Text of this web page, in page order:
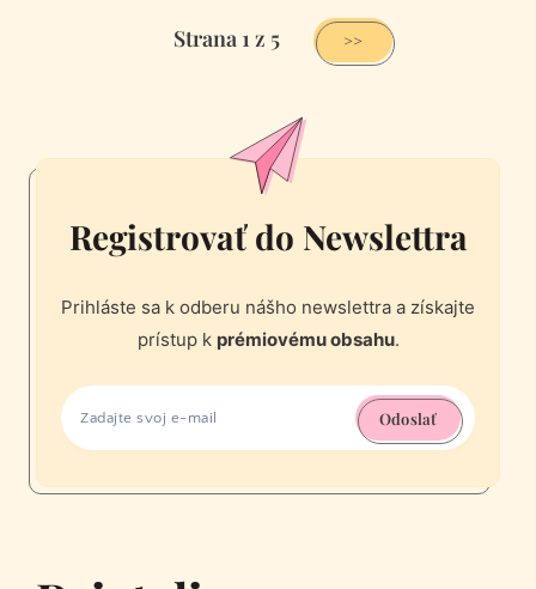
Strana 1 z 5 >>
Registrovať do Newslettra
Prihláste sa k odberu nášho newslettra a získajte
prístup k prémiovému obsahu.
Odoslať